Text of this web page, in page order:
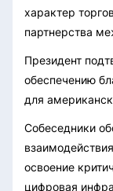
характер
партнерства
Президент
обеспечению
для
Собеседники
освоение
цифровая